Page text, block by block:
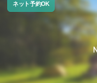
ネット予約OK